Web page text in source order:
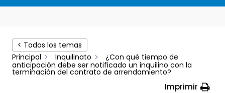
< Todos los temas
Principal
Inquilinato
¿Con qué tiempo de
anticipación debe ser notificado un inquilino con la
terminación del contrato de arrendamiento?
Imprimir